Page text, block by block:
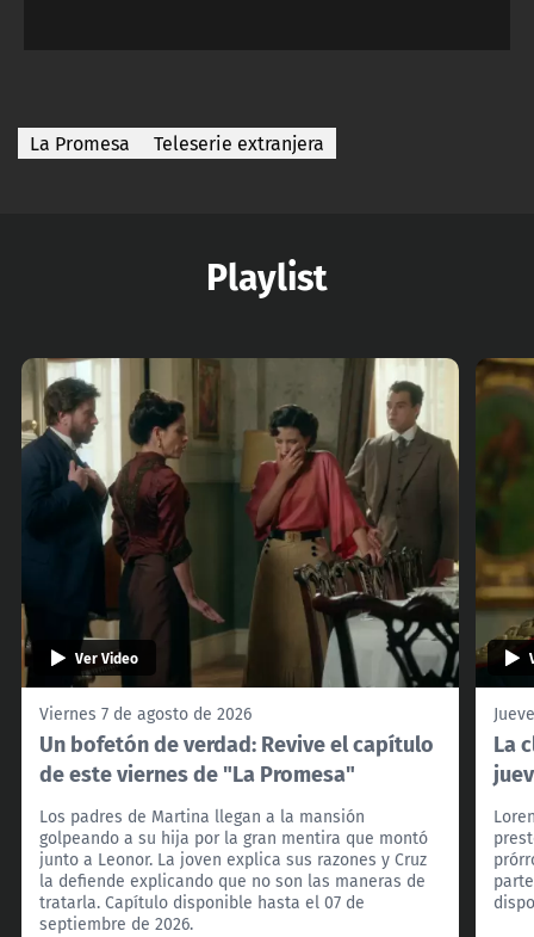
La Promesa Teleserie extranjera
Playlist
Ver Video
Viernes 7 de agosto de 2026
Un bofetón de verdad: Revive el capítulo
de este viernes de "La Promesa"
Los padres de Martina llegan a la mansión
golpeando a su hija por la gran mentira que montó
junto a Leonor. La joven explica sus razones y Cruz
la defiende explicando que no son las maneras de
tratarla. Capítulo disponible hasta el 07 de
septiembre de 2026.
La